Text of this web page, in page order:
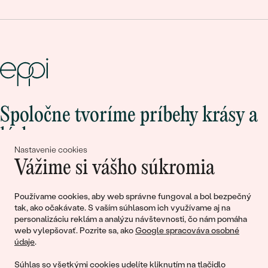
Nastavenie cookies
Vážime si vášho súkromia
Používame cookies, aby web správne fungoval a bol bezpečný
tak, ako očakávate. S vaším súhlasom ich využívame aj na
personalizáciu reklám a analýzu návštevnosti, čo nám pomáha
web vylepšovať. Pozrite sa, akoGoogle spracováva osobné
údaje.
Súhlas so všetkými cookies udelíte kliknutím na tlačidlo
Spoločne tvoríme príbehy krásy a
Pripojte sa k nám!